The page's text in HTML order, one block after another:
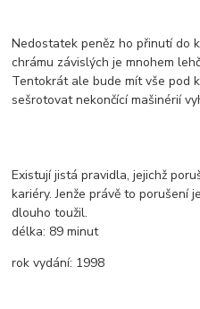
Nedostatek peněz ho přinutí do
chrámu závislých je mnohem
Tentokrát ale bude mít vše pod
sešrotovat nekončící mašinérií
Existují jistá pravidla, jejichž
kariéry. Jenže právě to porušení
dlouho toužil.
délka: 89 minut
rok vydání: 1998